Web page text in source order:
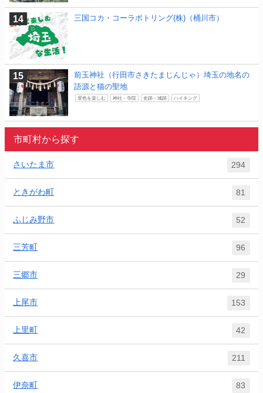
三国コカ・コーラボトリング(株)（桶川市）
前玉神社（行田市さきたまじんじゃ）埼玉の地名の
語源と猫の聖地
景色を楽しむ 神社・寺院 史跡・城跡 ハイキング
市町村から探す
さいたま市 294
ときがわ町 81
ふじみ野市 52
三芳町 96
三郷市 29
上尾市 153
上里町 42
久喜市 211
伊奈町 83